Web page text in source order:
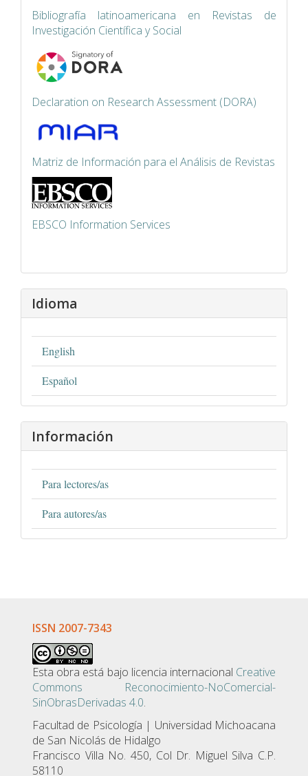
Bibliografía latinoamericana en Revistas de
Investigación Científica y Social
Declaration on Research Assessment (DORA)
Matriz de Información para el Análisis de Revistas
EBSCO Information Services
Idioma
English
Español
Información
Para lectores/as
Para autores/as
ISSN 2007-7343
Esta obra está bajo licencia internacional Creative
Commons Reconocimiento-NoComercial-
SinObrasDerivadas 4.0.
Facultad de Psicologí­a | Universidad Michoacana
de San Nicolás de Hidalgo
Francisco Villa No. 450, Col Dr. Miguel Silva C.P.
58110